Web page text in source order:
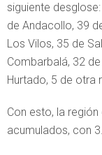
siguiente
de Andacollo, 39
Los Vilos, 35 de
Combarbalá, 32
Hurtado, 5 de otra
Con esto, la
acumulados, con